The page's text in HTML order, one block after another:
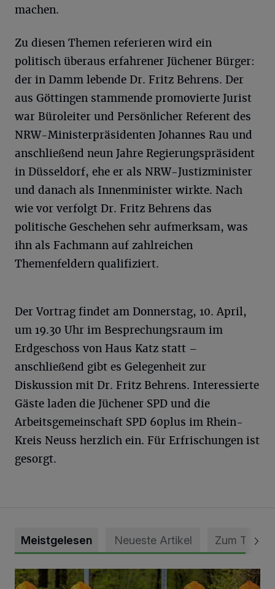
machen.
Zu diesen Themen referieren wird ein
politisch überaus erfahrener Jüchener Bürger:
der in Damm lebende Dr. Fritz Behrens. Der
aus Göttingen stammende promovierte Jurist
war Büroleiter und Persönlicher Referent des
NRW-Ministerpräsidenten Johannes Rau und
anschließend neun Jahre Regierungspräsident
in Düsseldorf, ehe er als NRW-Justizminister
und danach als Innenminister wirkte. Nach
wie vor verfolgt Dr. Fritz Behrens das
politische Geschehen sehr aufmerksam, was
ihn als Fachmann auf zahlreichen
Themenfeldern qualifiziert.
Der Vortrag findet am Donnerstag, 10. April,
um 19.30 Uhr im Besprechungsraum im
Erdgeschoss von Haus Katz statt –
anschließend gibt es Gelegenheit zur
Diskussion mit Dr. Fritz Behrens. Interessierte
Gäste laden die Jüchener SPD und die
Arbeitsgemeinschaft SPD 60plus im Rhein-
Kreis Neuss herzlich ein. Für Erfrischungen ist
gesorgt.
Meistgelesen Neueste Artikel Zum Thema
Vollsperrung der Talstraße in Grevenbroich-Kapellen